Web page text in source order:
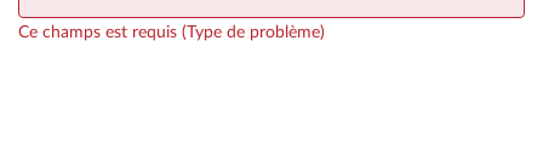
Ce champs est requis (Type de problème)